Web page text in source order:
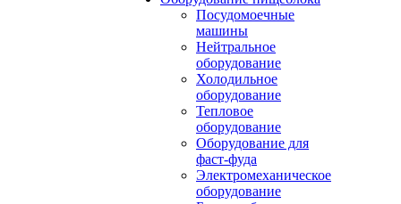
Посудомоечные
машины
Нейтральное
оборудование
Холодильное
оборудование
Тепловое
оборудование
Оборудование для
фаст-фуда
Электромеханическое
оборудование